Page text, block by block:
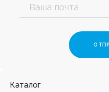
Каталог